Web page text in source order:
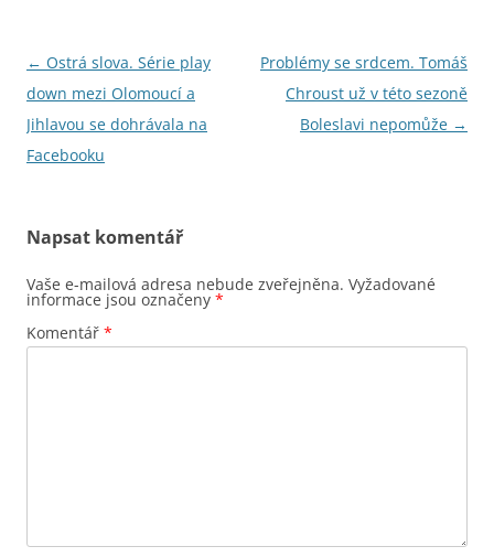
Navigace
pro
příspěvky
← Ostrá slova. Série play
down mezi Olomoucí a
Jihlavou se dohrávala na
Facebooku
Problémy se srdcem. Tomáš
Chroust už v této sezoně
Boleslavi nepomůže →
Napsat komentář
Vaše e-mailová adresa nebude zveřejněna. Vyžadované
informace jsou označeny *
Komentář *